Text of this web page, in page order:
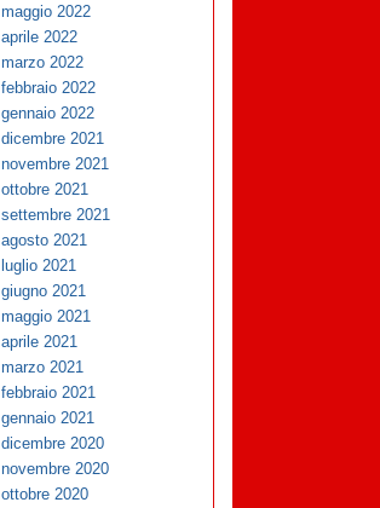
maggio 2022
aprile 2022
marzo 2022
febbraio 2022
gennaio 2022
dicembre 2021
novembre 2021
ottobre 2021
settembre 2021
agosto 2021
luglio 2021
giugno 2021
maggio 2021
aprile 2021
marzo 2021
febbraio 2021
gennaio 2021
dicembre 2020
novembre 2020
ottobre 2020